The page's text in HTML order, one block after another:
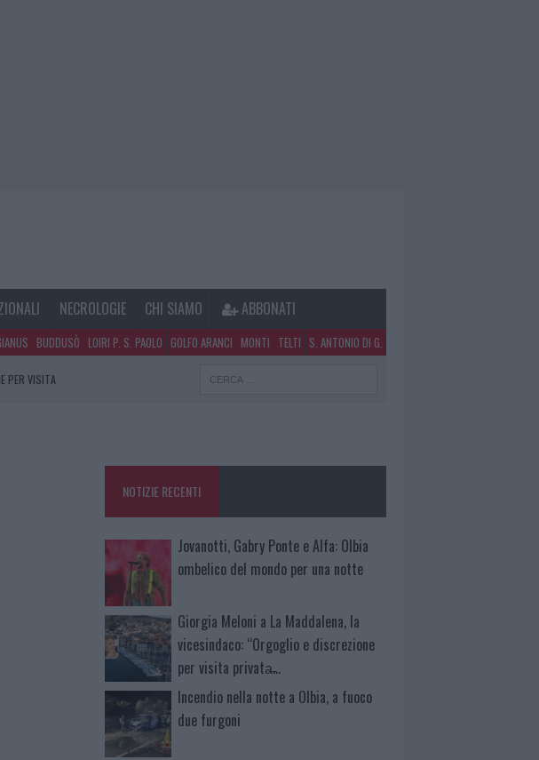
NECROLOGIE CHI SIAMO ABBONATI
BUDDUSÒ LOIRI P. S. PAOLO GOLFO ARANCI MONTI TELTI S. ANTONIO DI G.
PER VISITA
NOTIZIE RECENTI
Jovanotti, Gabry Ponte e Alfa: Olbia
ombelico del mondo per una notte
Giorgia Meloni a La Maddalena, la
vicesindaco: “Orgoglio e discrezione
per visita privata̶…
Incendio nella notte a Olbia, a fuoco
due furgoni